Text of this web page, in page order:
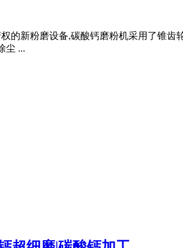
的新粉磨设备,碳酸钙磨粉机采用了锥
尘 ...